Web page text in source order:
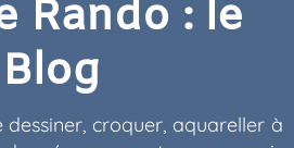
Rando : le
Blog
croquer, aquareller à